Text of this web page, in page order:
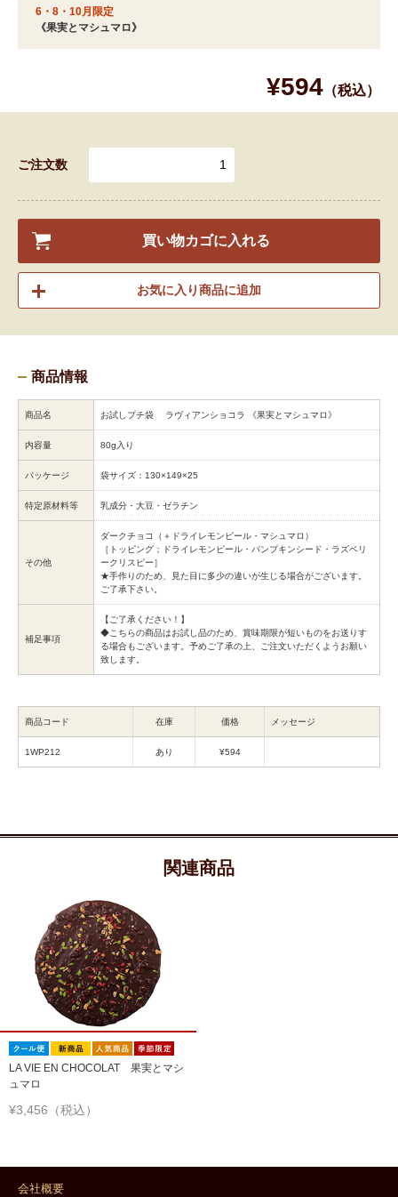
6・8・10月限定
《果実とマシュマロ》
¥594 （税込）
ご注文数
買い物カゴに入れる
お気に入り商品に追加
商品情報
商品名 お試しプチ袋 ラヴィアンショコラ 《果実とマシュマロ》
内容量 80g入り
パッケージ 袋サイズ：130×149×25
特定原材料等 乳成分・大豆・ゼラチン
その他
ダークチョコ（＋ドライレモンピール・マシュマロ）
［トッピング；ドライレモンピール・パンプキンシード・ラズベリ
ークリスピー］
★手作りのため、見た目に多少の違いが生じる場合がございます。
ご了承下さい。
補足事項
【ご了承ください！】
◆こちらの商品はお試し品のため、賞味期限が短いものをお送りす
る場合もございます。予めご了承の上、ご注文いただくようお願い
致します。
商品コード 在庫 価格 メッセージ
1WP212 あり ¥594
関連商品
LA VIE EN CHOCOLAT 果実とマシ
ュマロ
¥3,456（税込）
会社概要